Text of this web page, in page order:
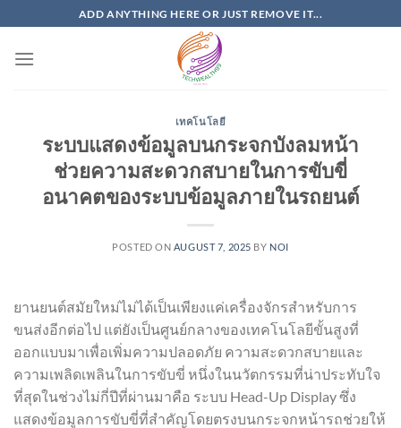
to
content
ADD ANYTHING HERE OR JUST REMOVE IT...
เทคโนโลยี
ระบบแสดงข้อมูลบนกระจกบังลมหน้า
ช่วยความสะดวกสบายในการขับขี่
อนาคตของระบบข้อมูลภายในรถยนต์
POSTED ON AUGUST 7, 2025 BY NOI
ยานยนต์สมัยใหม่ไม่ได้เป็นเพียงแค่เครื่องจักรสำหรับการ
ขนส่งอีกต่อไป แต่ยังเป็นศูนย์กลางของเทคโนโลยีขั้นสูงที่
ออกแบบมาเพื่อเพิ่มความปลอดภัย ความสะดวกสบายและ
ความเพลิดเพลินในการขับขี่ หนึ่งในนวัตกรรมที่น่าประทับใจ
ที่สุดในช่วงไม่กี่ปีที่ผ่านมาคือ ระบบ Head-Up Display ซึ่ง
แสดงข้อมูลการขับขี่ที่สำคัญโดยตรงบนกระจกหน้ารถช่วยให้